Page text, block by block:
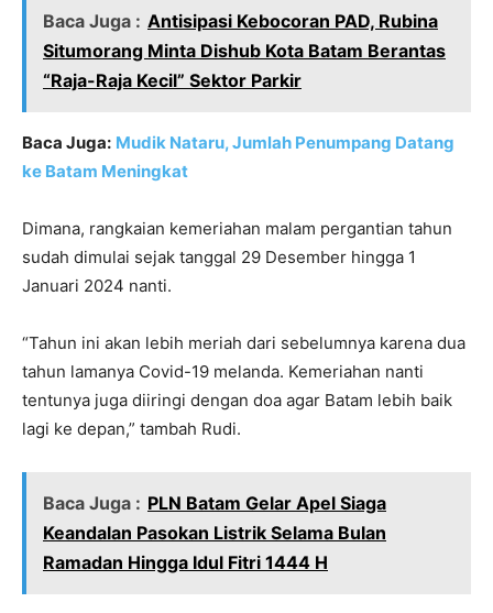
Baca Juga : Antisipasi Kebocoran PAD, Rubina
Situmorang Minta Dishub Kota Batam Berantas
“Raja-Raja Kecil” Sektor Parkir
Baca Juga: Mudik Nataru, Jumlah Penumpang Datang
ke Batam Meningkat
Dimana, rangkaian kemeriahan malam pergantian tahun
sudah dimulai sejak tanggal 29 Desember hingga 1
Januari 2024 nanti.
“Tahun ini akan lebih meriah dari sebelumnya karena dua
tahun lamanya Covid-19 melanda. Kemeriahan nanti
tentunya juga diiringi dengan doa agar Batam lebih baik
lagi ke depan,” tambah Rudi.
Baca Juga : PLN Batam Gelar Apel Siaga
Keandalan Pasokan Listrik Selama Bulan
Ramadan Hingga Idul Fitri 1444 H